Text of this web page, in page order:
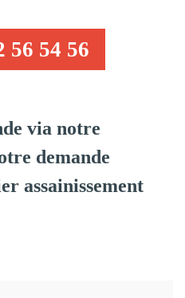
54 56
via notre
demande
assainissement